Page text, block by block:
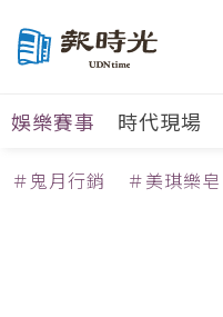
娛樂賽事 時代現場
＃鬼月行銷 ＃美琪樂皂